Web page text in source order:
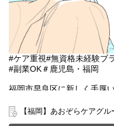
#ケア重視#無資格未経験ブ
#副業OK＃鹿児島・福岡
福岡市早良区に新しく手厚
20～70代まで幅広い年齢層
今までのご経験やスキルを
【福岡】あおぞらケアグル